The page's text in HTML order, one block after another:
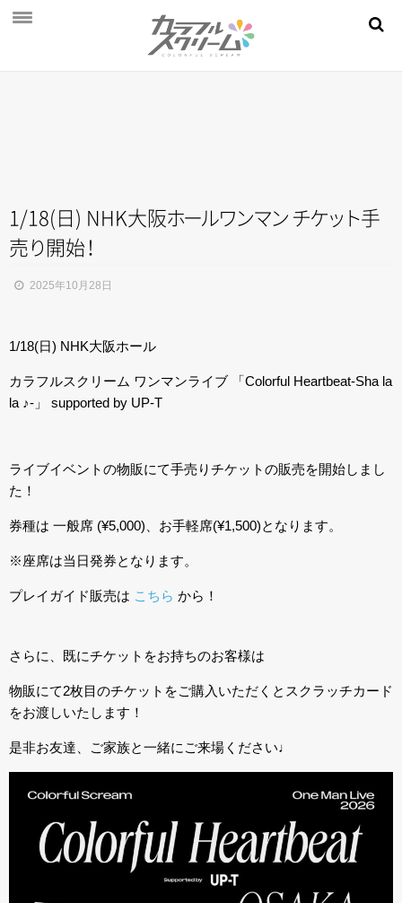
MOVIE
AUDITION
STORE
1/18(日) NHK大 阪ホールワンマン チケット手
売り 開始！
2025年10月28日
1/18(日) NHK大阪ホール
カラフルスクリーム ワンマンライブ 「Colorful Heartbeat-Sha la
la ♪-」 supported by UP-T
ライブイベントの物販にて手売りチケットの販売を開始しまし
た！
券種は 一般席 (¥5,000)、お手軽席(¥1,500)となります。
※座席は当日発券となります。
プレイガイド販売は こちら から！
さらに、既にチケットをお持ちのお客様は
物販にて2枚目のチケットをご購入いただくとスクラッチカード
をお渡しいたします！
是非お友達、ご家族と一緒にご来場ください♩